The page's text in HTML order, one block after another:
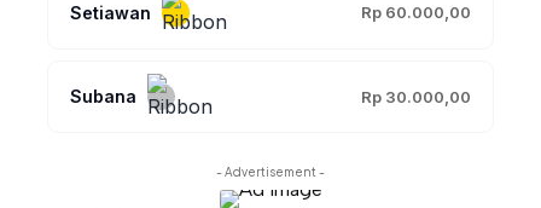
Setiawan Rp 60.000,00
Subana Rp 30.000,00
- Advertisement -